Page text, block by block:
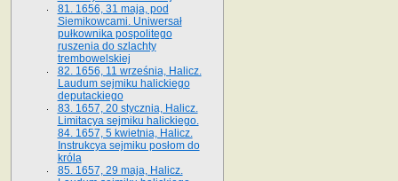
81. 1656, 31 maja, pod
Siemikowcami. Uniwersał
pułkownika pospolitego
ruszenia do szlachty
trembowelskiej
82. 1656, 11 września, Halicz.
Laudum sejmiku halickiego
deputackiego
83. 1657, 20 stycznia, Halicz.
Limitacya sejmiku halickiego.
84. 1657, 5 kwietnia, Halicz.
Instrukcya sejmiku posłom do
króla
85. 1657, 29 maja, Halicz.